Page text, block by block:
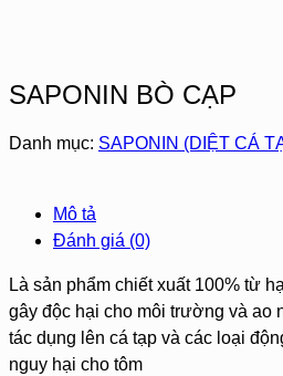
SAPONIN BÒ CẠP
Danh mục: SAPONIN (DIỆT CÁ
Mô tả
Đánh giá (0)
Là sản phẩm chiết xuất 100% từ
gây độc hại cho môi trường và ao
tác dụng lên cá tạp và các loại
nguy hại cho tôm